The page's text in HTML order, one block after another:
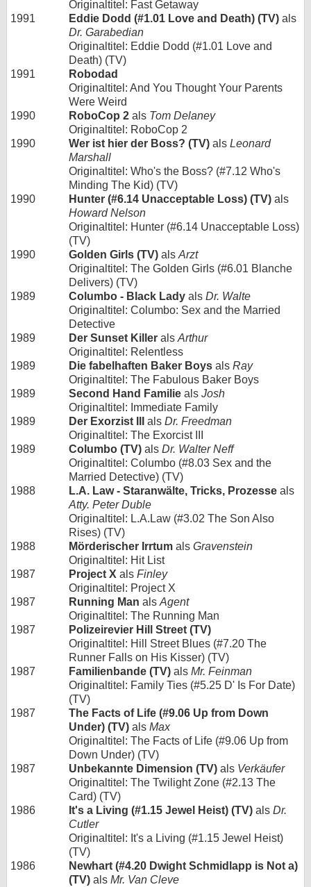
Originaltitel: Fast Getaway
1991
Eddie Dodd (#1.01 Love and Death) (TV) als
Dr. Garabedian
Originaltitel: Eddie Dodd (#1.01 Love and
Death) (TV)
1991
Robodad
Originaltitel: And You Thought Your Parents
Were Weird
1990
RoboCop 2 als Tom Delaney
Originaltitel: RoboCop 2
1990
Wer ist hier der Boss? (TV) als Leonard
Marshall
Originaltitel: Who's the Boss? (#7.12 Who's
Minding The Kid) (TV)
1990
Hunter (#6.14 Unacceptable Loss) (TV) als
Howard Nelson
Originaltitel: Hunter (#6.14 Unacceptable Loss)
(TV)
1990
Golden Girls (TV) als Arzt
Originaltitel: The Golden Girls (#6.01 Blanche
Delivers) (TV)
1989
Columbo - Black Lady als Dr. Walte
Originaltitel: Columbo: Sex and the Married
Detective
1989
Der Sunset Killer als Arthur
Originaltitel: Relentless
1989
Die fabelhaften Baker Boys als Ray
Originaltitel: The Fabulous Baker Boys
1989
Second Hand Familie als Josh
Originaltitel: Immediate Family
1989
Der Exorzist III als Dr. Freedman
Originaltitel: The Exorcist III
1989
Columbo (TV) als Dr. Walter Neff
Originaltitel: Columbo (#8.03 Sex and the
Married Detective) (TV)
1988
L.A. Law - Staranwälte, Tricks, Prozesse als
Atty. Peter Duble
Originaltitel: L.A.Law (#3.02 The Son Also
Rises) (TV)
1988
Mörderischer Irrtum als Gravenstein
Originaltitel: Hit List
1987
Project X als Finley
Originaltitel: Project X
1987
Running Man als Agent
Originaltitel: The Running Man
1987
Polizeirevier Hill Street (TV)
Originaltitel: Hill Street Blues (#7.20 The
Runner Falls on His Kisser) (TV)
1987
Familienbande (TV) als Mr. Feinman
Originaltitel: Family Ties (#5.25 D' Is For Date)
(TV)
1987
The Facts of Life (#9.06 Up from Down
Under) (TV) als Max
Originaltitel: The Facts of Life (#9.06 Up from
Down Under) (TV)
1987
Unbekannte Dimension (TV) als Verkäufer
Originaltitel: The Twilight Zone (#2.13 The
Card) (TV)
1986
It's a Living (#1.15 Jewel Heist) (TV) als Dr.
Cutler
Originaltitel: It's a Living (#1.15 Jewel Heist)
(TV)
1986
Newhart (#4.20 Dwight Schmidlapp is Not a)
(TV) als Mr. Van Cleve